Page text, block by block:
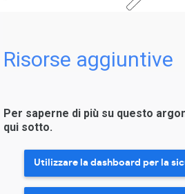
Risorse aggiuntive
Per saperne di più su questo
qui sotto.
Utilizzare la dashboard per la